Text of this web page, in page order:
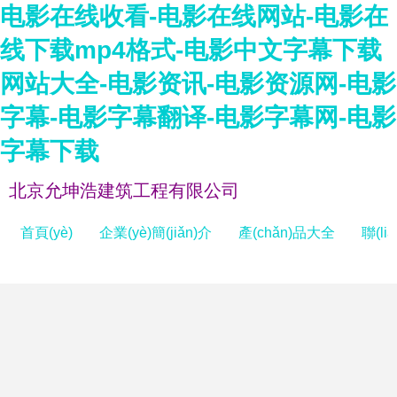
电影在线收看-电影在线网站-电影在
线下载mp4格式-电影中文字幕下载
网站大全-电影资讯-电影资源网-电影
字幕-电影字幕翻译-电影字幕网-电影
字幕下载
北京允坤浩建筑工程有限公司
首頁(yè) 企業(yè)簡(jiǎn)介 產(chǎn)品大全 聯